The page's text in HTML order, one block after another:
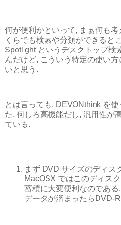
何が便利かといって, まぁ何も
くらでも検索や分類ができると
Spotlight というデスクトップ検
んだけど, こういう特定の使い
いと思う.
とは言っても, DEVONthink を
た. 何しろ高機能だし, 汎用性が
ている.
まず DVD サイズのディス
MacOSX ではこのディス
蓄積に大変便利なのであ
データが溜まったらDVD-